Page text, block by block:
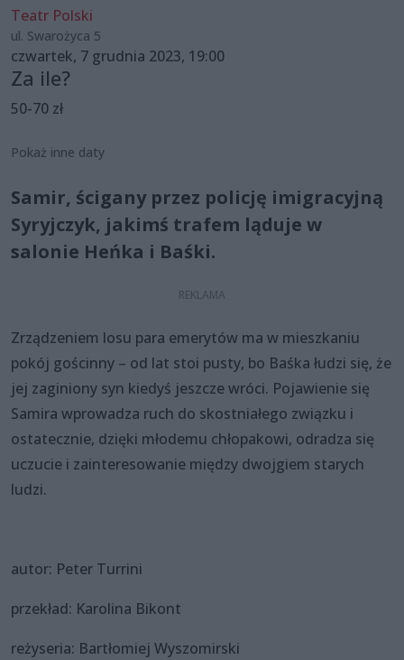
Teatr Polski
ul. Swarożyca 5
czwartek, 7 grudnia 2023, 19:00
Za ile?
50-70 zł
Pokaż inne daty
Samir, ścigany przez policję imigracyjną
Syryjczyk, jakimś trafem ląduje w
salonie Heńka i Baśki.
Zrządzeniem losu para emerytów ma w mieszkaniu
pokój gościnny – od lat stoi pusty, bo Baśka łudzi się, że
jej zaginiony syn kiedyś jeszcze wróci. Pojawienie się
Samira wprowadza ruch do skostniałego związku i
ostatecznie, dzięki młodemu chłopakowi, odradza się
uczucie i zainteresowanie między dwojgiem starych
ludzi.
autor: Peter Turrini
przekład: Karolina Bikont
reżyseria: Bartłomiej Wyszomirski